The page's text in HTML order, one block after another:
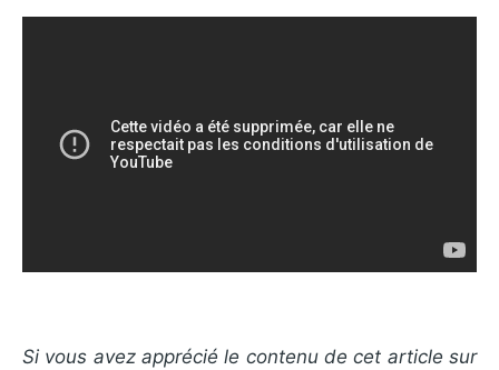
Si vous avez apprécié le contenu de cet article sur